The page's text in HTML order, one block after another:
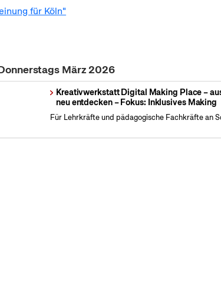
für Köln"
März 2026
Kreativwerkstatt Digital Making Place –
neu entdecken – Fokus: Inklusives Making
Für Lehrkräfte und pädagogische Fachkräfte an